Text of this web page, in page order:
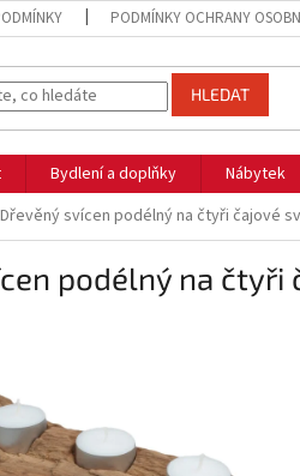
PODMÍNKY OCHRANY
HLEDAT
Bydlení a doplňky Nábytek
Dřevěný svícen podélný na čtyři čajové
podélný na čtyři